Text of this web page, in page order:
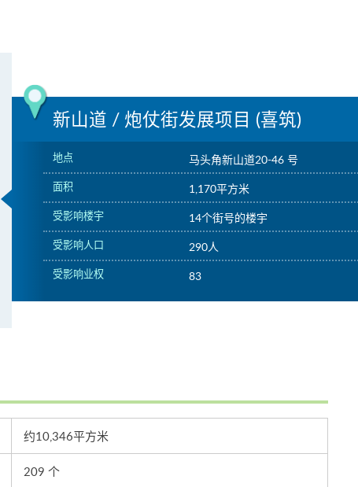
新山道 / 炮仗街发展项目 (喜筑)
地点 马头角新山道20-46 号
面积 1,170平方米
受影响楼宇 14个街号的楼宇
受影响人口 290人
受影响业权 83
约10,346平方米
209 个